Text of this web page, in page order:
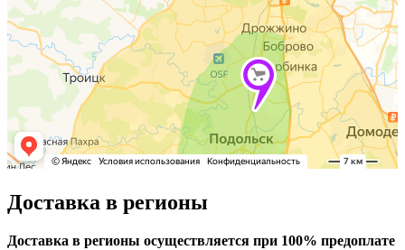
Доставка в регионы
Доставка в регионы осуществляется при 100% предоплате